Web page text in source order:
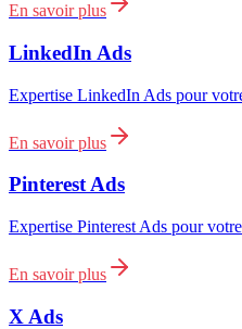
En savoir plus
LinkedIn Ads
Expertise LinkedIn Ads pour
En savoir plus
Pinterest Ads
Expertise Pinterest Ads pour
En savoir plus
X Ads